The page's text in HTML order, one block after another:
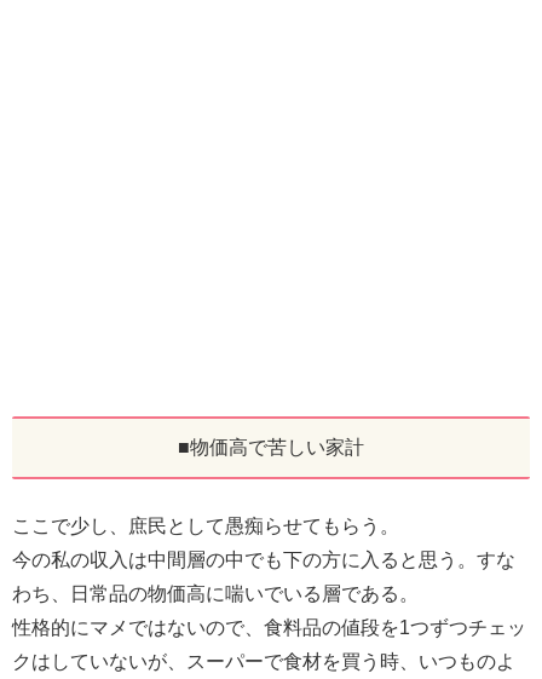
■物価高で苦しい家計
ここで少し、庶民として愚痴らせてもらう。
今の私の収入は中間層の中でも下の方に入ると思う。すな
わち、日常品の物価高に喘いでいる層である。
性格的にマメではないので、食料品の値段を1つずつチェッ
クはしていないが、スーパーで食材を買う時、いつものよ